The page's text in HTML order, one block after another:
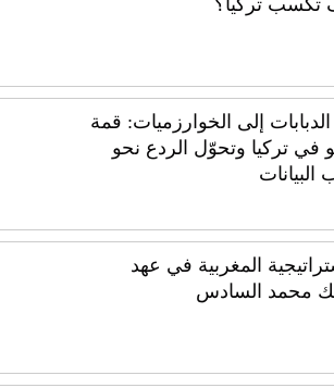
إلى الخوارزميات: قمة
في تركيا وتحوّل الردع نحو
المغربية في عهد
محمد السادس